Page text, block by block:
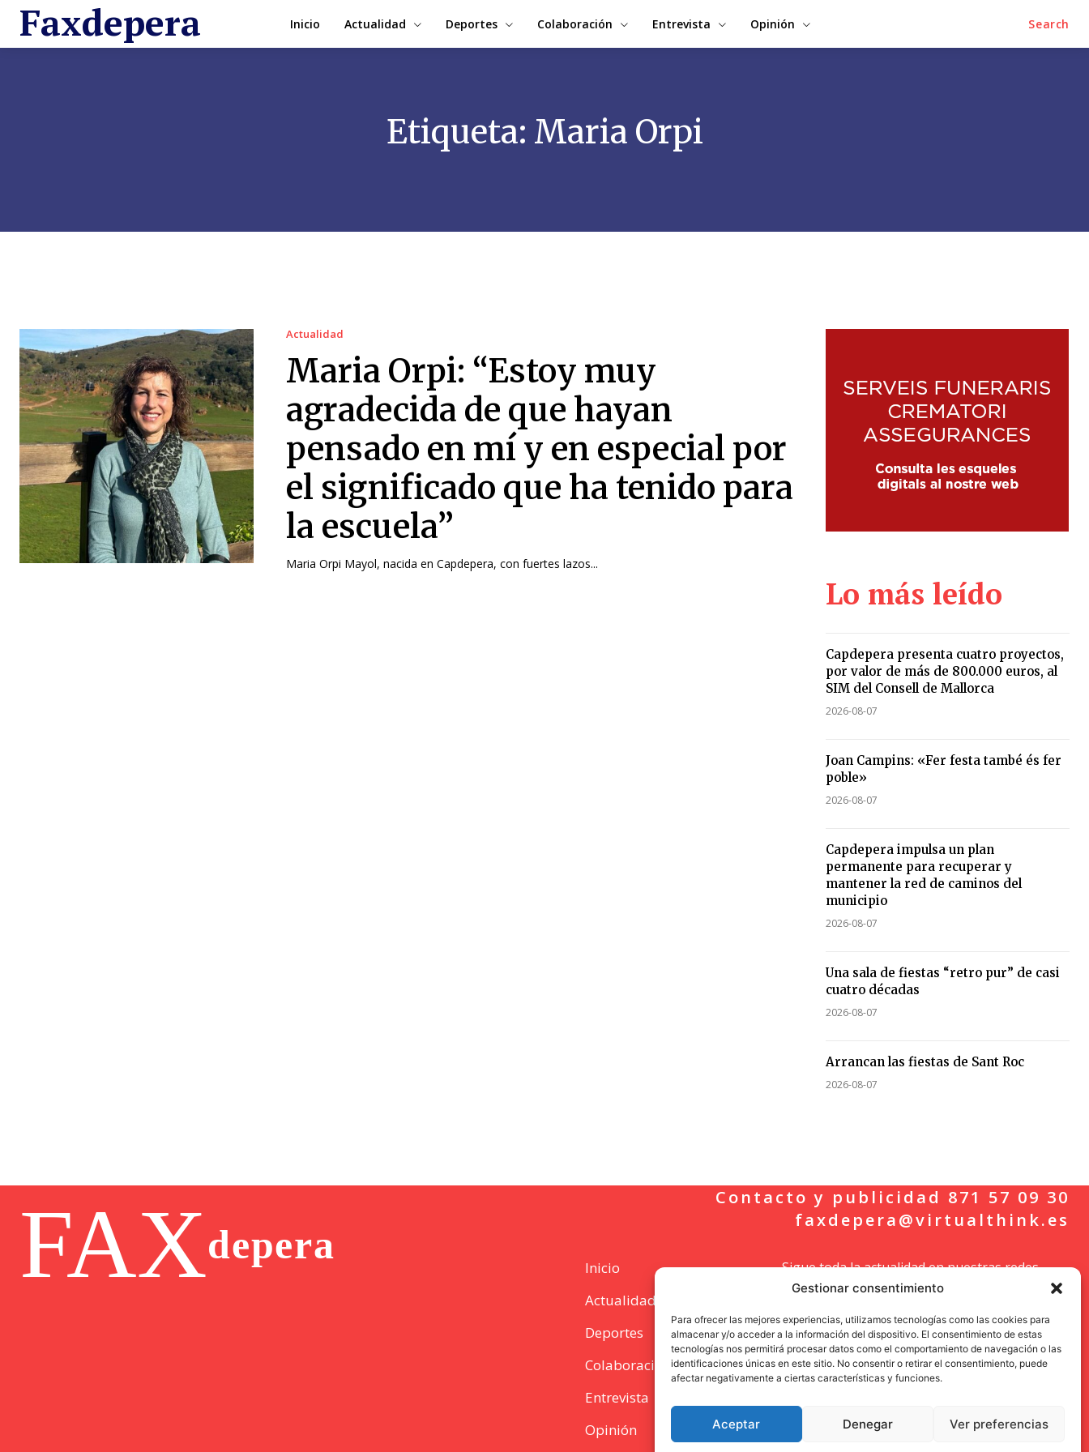
Gestionar consentimiento
Para ofrecer las mejores experiencias, utilizamos tecnologías como las cookies para
almacenar y/o acceder a la información del dispositivo. El consentimiento de estas
tecnologías nos permitirá procesar datos como el comportamiento de navegación o las
identificaciones únicas en este sitio. No consentir o retirar el consentimiento, puede
afectar negativamente a ciertas características y funciones.
Aceptar Denegar Ver preferencias
Faxdepera Inicio Actualidad Deportes Colaboración Entrevista Opinión Search
Etiqueta: Maria Orpi
Actualidad
Maria Orpi: “Estoy muy
agradecida de que hayan
pensado en mí y en especial por
el significado que ha tenido para
la escuela”
Maria Orpi Mayol, nacida en Capdepera, con fuertes lazos...
Lo más leído
Capdepera presenta cuatro proyectos,
por valor de más de 800.000 euros, al
SIM del Consell de Mallorca
2026-08-07
Joan Campins: «Fer festa també és fer
poble»
2026-08-07
Capdepera impulsa un plan
permanente para recuperar y
mantener la red de caminos del
municipio
2026-08-07
Una sala de fiestas “retro pur” de casi
cuatro décadas
2026-08-07
Arrancan las fiestas de Sant Roc
2026-08-07
FAXdepera
Contacto y publicidad 871 57 09 30
faxdepera@virtualthink.es
Inicio
Actualidad
Deportes
Colaboración
Entrevista
Opinión
Sigue toda la actualidad en nuestras redes
sociales.